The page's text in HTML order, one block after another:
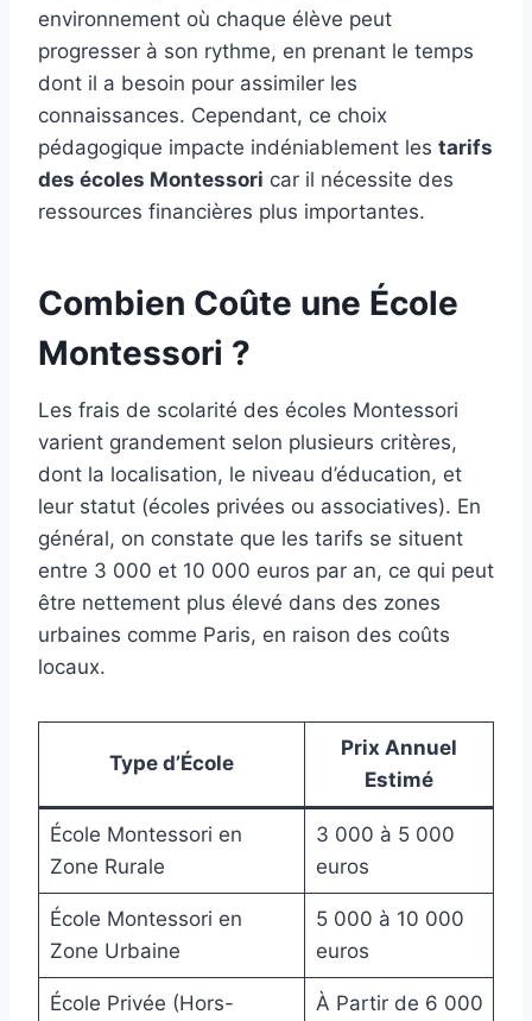
environnement où chaque élève peut
progresser à son rythme, en prenant le temps
dont il a besoin pour assimiler les
connaissances. Cependant, ce choix
pédagogique impacte indéniablement les tarifs
des écoles Montessori car il nécessite des
ressources financières plus importantes.
Combien Coûte une École
Montessori ?
Les frais de scolarité des écoles Montessori
varient grandement selon plusieurs critères,
dont la localisation, le niveau d’éducation, et
leur statut (écoles privées ou associatives). En
général, on constate que les tarifs se situent
entre 3 000 et 10 000 euros par an, ce qui peut
être nettement plus élevé dans des zones
urbaines comme Paris, en raison des coûts
locaux.
Type d’École
Prix Annuel
Estimé
École Montessori en
Zone Rurale
3 000 à 5 000
euros
École Montessori en
Zone Urbaine
5 000 à 10 000
euros
École Privée (Hors-
À Partir de 6 000